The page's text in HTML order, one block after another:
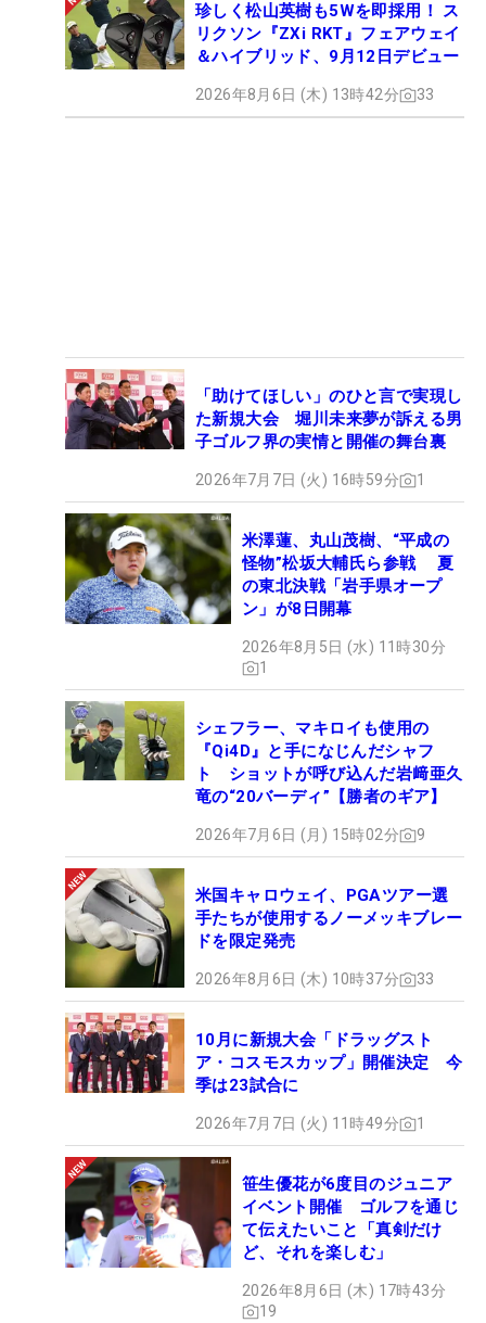
珍しく松山英樹も5Wを即採用！ ス
リクソン『ZXi RKT』フェアウェイ
＆ハイブリッド、9月12日デビュー
2026年8月6日 (木) 13時42分 33
「助けてほしい」のひと言で実現し
た新規大会 堀川未来夢が訴える男
子ゴルフ界の実情と開催の舞台裏
2026年7月7日 (火) 16時59分 1
米澤蓮、丸山茂樹、“平成の
怪物”松坂大輔氏ら参戦 夏
の東北決戦「岩手県オープ
ン」が8日開幕
2026年8月5日 (水) 11時30分
1
シェフラー、マキロイも使用の
『Qi4D』と手になじんだシャフ
ト ショットが呼び込んだ岩﨑亜久
竜の“20バーディ”【勝者のギア】
2026年7月6日 (月) 15時02分 9
米国キャロウェイ、PGAツアー選
手たちが使用するノーメッキブレー
ドを限定発売
2026年8月6日 (木) 10時37分 33
10月に新規大会「ドラッグスト
ア・コスモスカップ」開催決定 今
季は23試合に
2026年7月7日 (火) 11時49分 1
笹生優花が6度目のジュニア
イベント開催 ゴルフを通じ
て伝えたいこと「真剣だけ
ど、それを楽しむ」
2026年8月6日 (木) 17時43分
19